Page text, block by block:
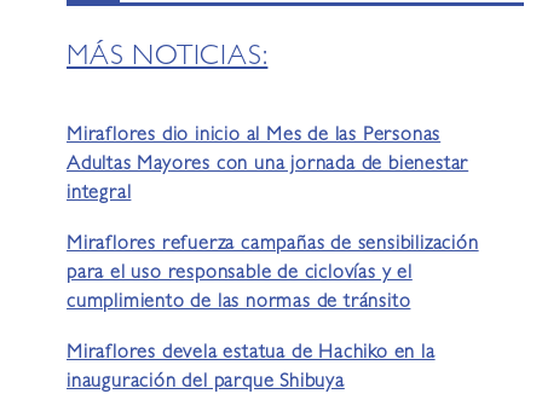
MÁS NOTICIAS:
Miraflores dio inicio al Mes de las Personas
Adultas Mayores con una jornada de bienestar
integral
Miraflores refuerza campañas de sensibilización
para el uso responsable de ciclovías y el
cumplimiento de las normas de tránsito
Miraflores devela estatua de Hachiko en la
inauguración del parque Shibuya